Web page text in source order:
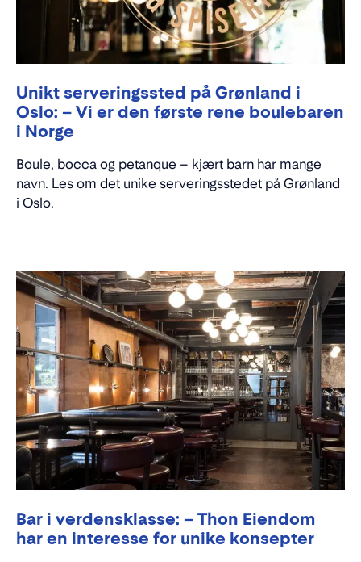
Unikt serveringssted på Grønland i
Oslo: – Vi er den første rene boulebaren
i Norge
Boule, bocca og petanque – kjært barn har mange
navn. Les om det unike serveringsstedet på Grønland
i Oslo.
Bar i verdensklasse: – Thon Eiendom
har en interesse for unike konsepter